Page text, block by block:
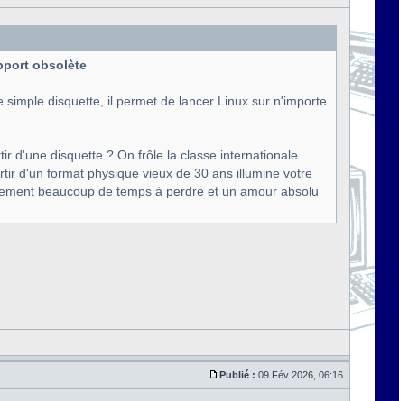
obsolète
disquette, il permet de lancer Linux sur n'importe
d'une disquette ? On frôle la classe internationale.
d'un format physique vieux de 30 ans illumine votre
beaucoup de temps à perdre et un amour absolu
Publié : 09 Fév 2026, 06:16